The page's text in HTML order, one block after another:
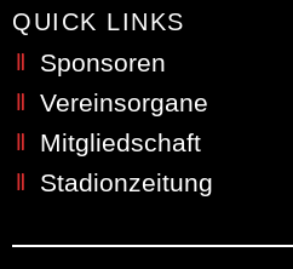
QUICK LINKS
Sponsoren
Vereinsorgane
Mitgliedschaft
Stadionzeitung